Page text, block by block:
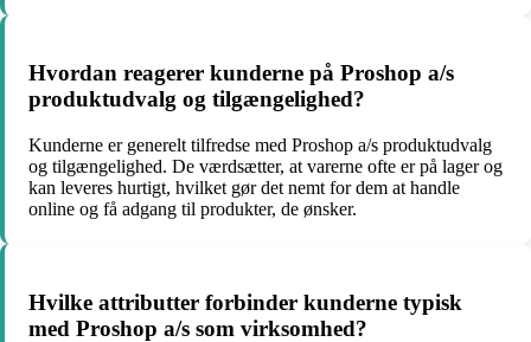
Hvordan reagerer kunderne på Proshop a/s
produktudvalg og tilgængelighed?
Kunderne er generelt tilfredse med Proshop a/s produktudvalg
og tilgængelighed. De værdsætter, at varerne ofte er på lager og
kan leveres hurtigt, hvilket gør det nemt for dem at handle
online og få adgang til produkter, de ønsker.
Hvilke attributter forbinder kunderne typisk
med Proshop a/s som virksomhed?